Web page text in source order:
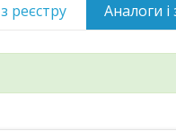
реєстру Аналоги i